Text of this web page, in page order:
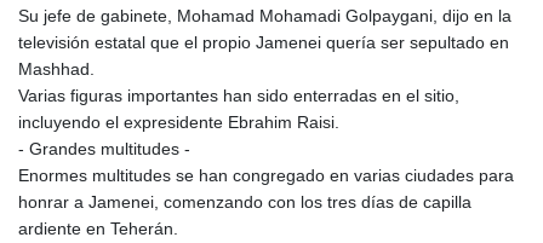
MOP 9.311421
MRU 46.322486
MVR 17.850835
MWK 1998.087679
MYR 4.723385
MZN 73.835683
Su jefe de gabinete, Mohamad Mohamadi Golpaygani, dijo en la
televisión estatal que el propio Jamenei quería ser sepultado en
Mashhad.
Varias figuras importantes han sido enterradas en el sitio,
incluyendo el expresidente Ebrahim Raisi.
- Grandes multitudes -
Enormes multitudes se han congregado en varias ciudades para
honrar a Jamenei, comenzando con los tres días de capilla
ardiente en Teherán.